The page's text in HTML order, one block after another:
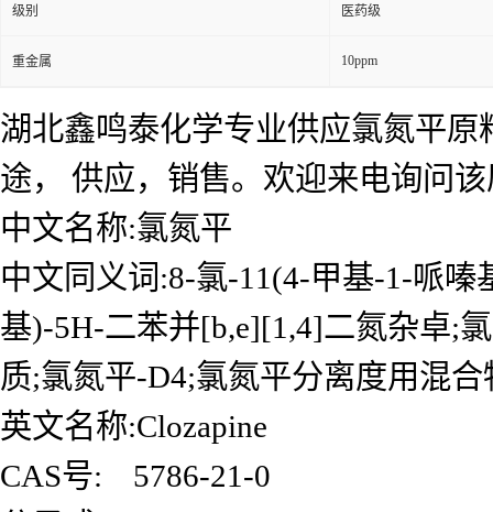
级别 医药级
重金属 10ppm
湖北鑫鸣泰化学专业供应氯氮平
途， 供应，销售。欢迎来电询问
中文名称:氯氮平
中文同义词:8-氯-11(4-甲基-1-哌
基)-5H-二苯并[b,e][1,4]二氮杂卓;
质;氯氮平-D4;氯氮平分离度用混合
英文名称:Clozapine
CAS号: 5786-21-0